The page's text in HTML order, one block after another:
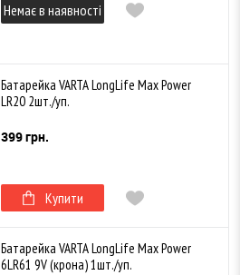
Немає в наявності
Батарейка VARTA LongLife Max Power
LR20 2шт./уп.
399 грн.
Купити
Батарейка VARTA LongLife Max Power
6LR61 9V (крона) 1шт./уп.